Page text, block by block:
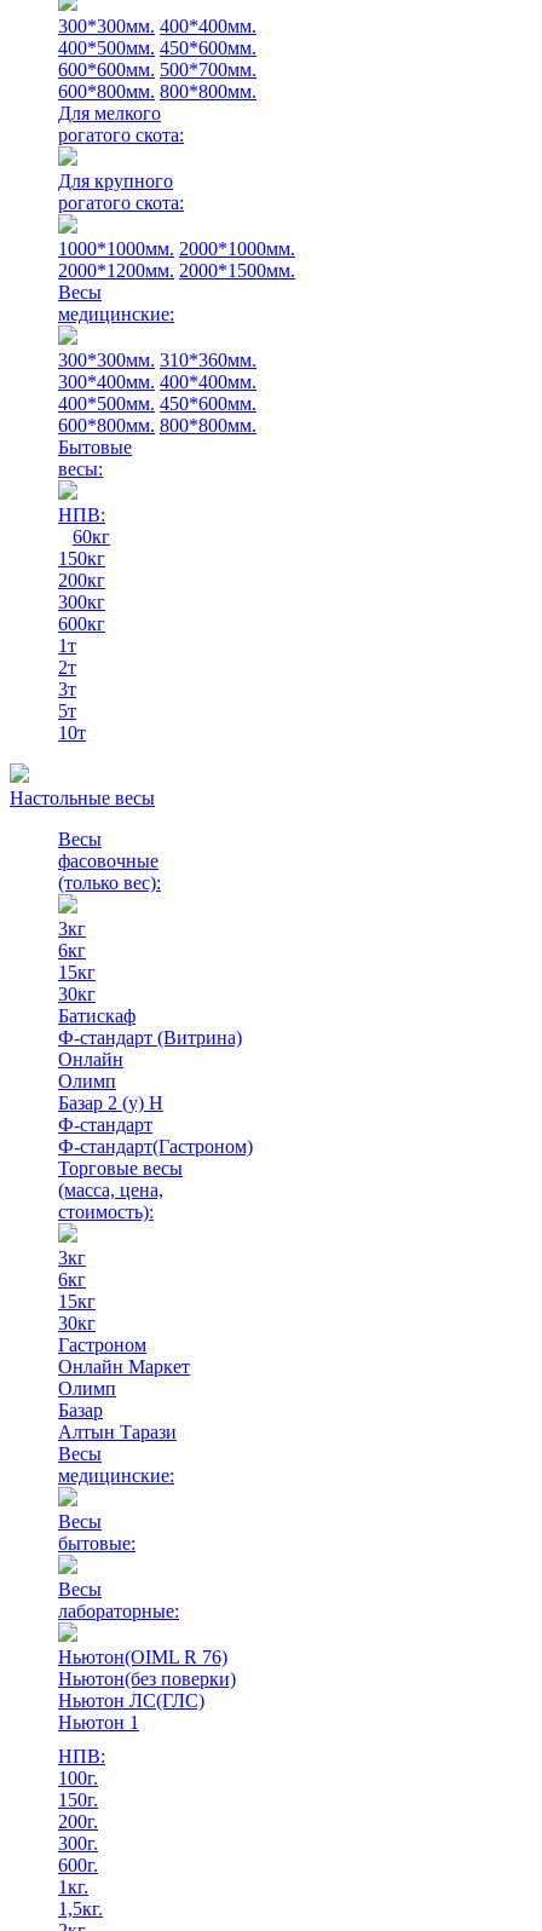
300*300мм. 400*400мм.
400*500мм. 450*600мм.
600*600мм. 500*700мм.
600*800мм. 800*800мм.
Для мелкого
рогатого скота:
Для крупного
рогатого скота:
1000*1000мм. 2000*1000мм.
2000*1200мм. 2000*1500мм.
Весы
медицинские:
300*300мм. 310*360мм.
300*400мм. 400*400мм.
400*500мм. 450*600мм.
600*800мм. 800*800мм.
Бытовые
весы:
НПВ:
60кг
150кг
200кг
300кг
600кг
1т
2т
3т
5т
10т
Настольные весы
Весы
фасовочные
(только вес):
3кг
6кг
15кг
30кг
Батискаф
Ф-стандарт (Витрина)
Онлайн
Олимп
Базар 2 (у) Н
Ф-стандарт
Ф-стандарт(Гастроном)
Торговые весы
(масса, цена,
стоимость):
3кг
6кг
15кг
30кг
Гастроном
Онлайн Маркет
Олимп
Базар
Алтын Тарази
Весы
медицинские:
Весы
бытовые:
Весы
лабораторные:
Ньютон(OIML R 76)
Ньютон(без поверки)
Ньютон ЛС(ГЛС)
Ньютон 1
НПВ:
100г.
150г.
200г.
300г.
600г.
1кг.
1,5кг.